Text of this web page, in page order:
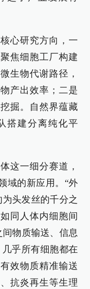
心研究方向，一
焦细胞工厂构建
生物代谢路径，
产出效率；二是
掘。自然界蕴藏
搭建分离纯化平
这一细分赛道，
域的新应用。“外
头发丝的千分之
同人体内细胞间
间物质输送、信息
乎所有细胞都在
效物质精准输送
抗炎再生等生理